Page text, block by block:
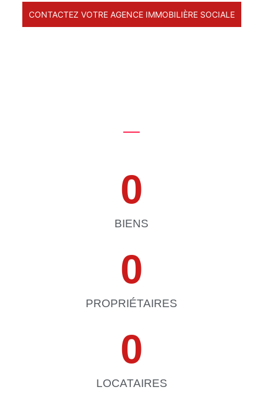
CONTACTEZ VOTRE AGENCE IMMOBILIÈRE SOCIALE
BIENS
0
PROPRIÉTAIRES
0
LOCATAIRES
0